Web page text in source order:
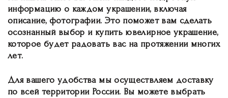
информацию о каждом украшении, включая
описание, фотографии. Это поможет вам сделать
осознанный выбор и купить ювелирное украшение,
которое будет радовать вас на протяжении многих
лет.
Для вашего удобства мы осуществляем доставку
по всей территории России. Вы можете выбрать